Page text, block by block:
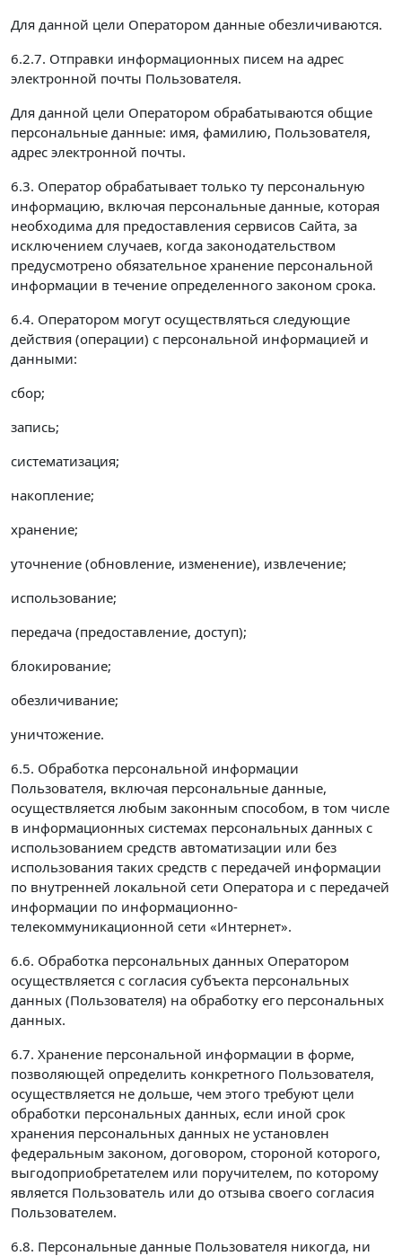
Для данной цели Оператором данные обезличиваются.
6.2.7. Отправки информационных писем на адрес
электронной почты Пользователя.
Для данной цели Оператором обрабатываются общие
персональные данные: имя, фамилию, Пользователя,
адрес электронной почты.
6.3. Оператор обрабатывает только ту персональную
информацию, включая персональные данные, которая
необходима для предоставления сервисов Сайта, за
исключением случаев, когда законодательством
предусмотрено обязательное хранение персональной
информации в течение определенного законом срока.
6.4. Оператором могут осуществляться следующие
действия (операции) с персональной информацией и
данными:
сбор;
запись;
систематизация;
накопление;
хранение;
уточнение (обновление, изменение), извлечение;
использование;
передача (предоставление, доступ);
блокирование;
обезличивание;
уничтожение.
6.5. Обработка персональной информации
Пользователя, включая персональные данные,
осуществляется любым законным способом, в том числе
в информационных системах персональных данных с
использованием средств автоматизации или без
использования таких средств с передачей информации
по внутренней локальной сети Оператора и с передачей
информации по информационно-
телекоммуникационной сети «Интернет».
6.6. Обработка персональных данных Оператором
осуществляется с согласия субъекта персональных
данных (Пользователя) на обработку его персональных
данных.
6.7. Хранение персональной информации в форме,
позволяющей определить конкретного Пользователя,
осуществляется не дольше, чем этого требуют цели
обработки персональных данных, если иной срок
хранения персональных данных не установлен
федеральным законом, договором, стороной которого,
выгодоприобретателем или поручителем, по которому
является Пользователь или до отзыва своего согласия
Пользователем.
6.8. Персональные данные Пользователя никогда, ни